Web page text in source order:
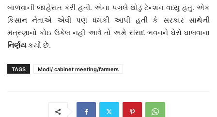
બાળવાની જાહેરાત કરી હતી. એના પગલે થોડું ટેન્શન વધ્યું હતું. એક
કિસાન નેતાએ એવી પણ ધમકી આપી હતી કે સરકાર સાથેની
મંત્રણાનો કોઇ ઉકેલ નહીં આવે તો અમે સંસદ ભવનને ઘેરો ઘાલવાના
નિર્ણયકર્યો છે.
TAGS Modi/ cabinet meeting/farmers